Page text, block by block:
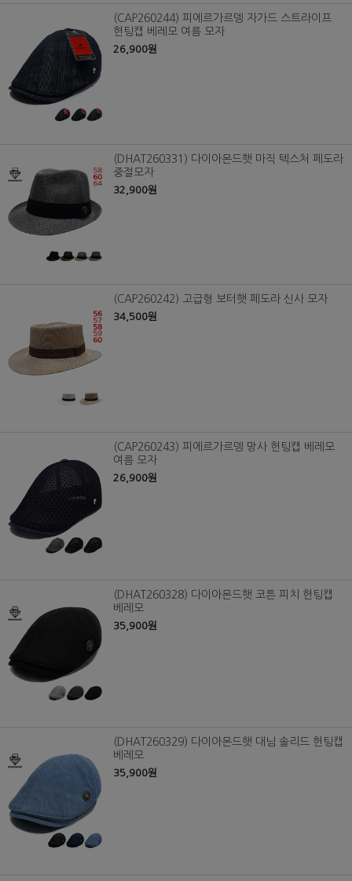
(CAP260244) 피에르가르뎅 자가드 스트라이프
헌팅캡 베레모 여름 모자
26,900원
(DHAT260331) 다이아몬드햇 마직 텍스처 페도라
중절모자
32,900원
(CAP260242) 고급형 보터햇 페도라 신사 모자
34,500원
(CAP260243) 피에르가르뎅 망사 헌팅캡 베레모
여름 모자
26,900원
(DHAT260328) 다이아몬드햇 코튼 피치 헌팅캡
베레모
35,900원
(DHAT260329) 다이아몬드햇 대님 솔리드 헌팅캡
베레모
35,900원